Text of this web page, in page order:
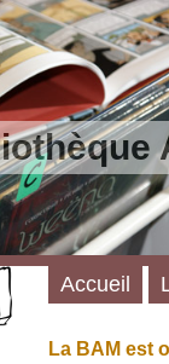
La BAM est
Accueil